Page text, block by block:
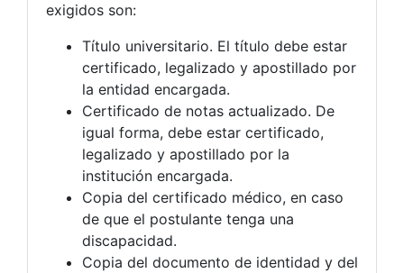
exigidos son:
Título universitario. El título debe estar
certificado, legalizado y apostillado por
la entidad encargada.
Certificado de notas actualizado. De
igual forma, debe estar certificado,
legalizado y apostillado por la
institución encargada.
Copia del certificado médico, en caso
de que el postulante tenga una
discapacidad.
Copia del documento de identidad y del